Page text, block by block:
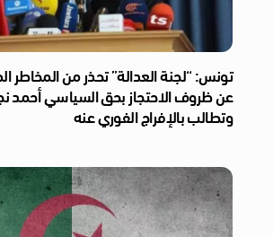
تونس: “لجنة العدالة” تحذر من المخاطر
عن ظروف الاحتجاز بحق السياسي أحمد
وتطالب بالإفراج الفوري عنه